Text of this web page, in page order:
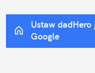
Ustaw
Google